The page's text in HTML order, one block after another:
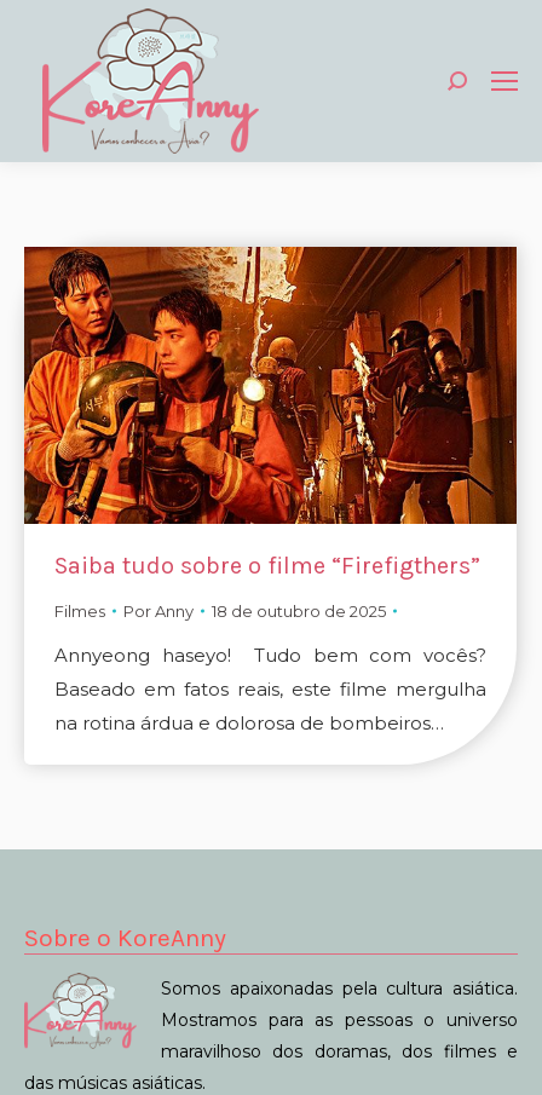
Search:
Saiba tudo sobre o filme “Firefigthers”
Filmes PorAnny 18 de outubro de 2025
Annyeong haseyo! Tudo bem com vocês?
Baseado em fatos reais, este filme mergulha
na rotina árdua e dolorosa de bombeiros…
Sobre o KoreAnny
Somos apaixonadas pela cultura asiática.
Mostramos para as pessoas o universo
maravilhoso dos doramas, dos filmes e
das músicas asiáticas.